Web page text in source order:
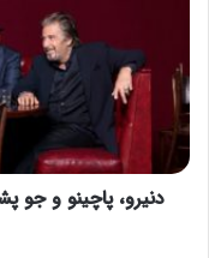
و
،
پ
ا
چ
دنیرو، پاچینو و